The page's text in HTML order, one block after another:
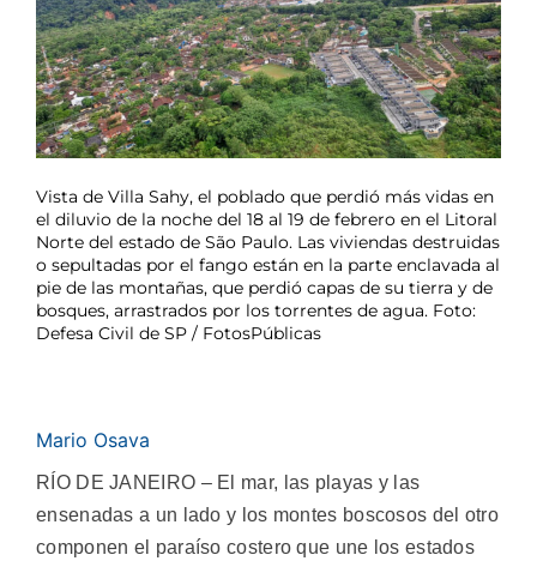
Vista de Villa Sahy, el poblado que perdió más vidas en
el diluvio de la noche del 18 al 19 de febrero en el Litoral
Norte del estado de São Paulo. Las viviendas destruidas
o sepultadas por el fango están en la parte enclavada al
pie de las montañas, que perdió capas de su tierra y de
bosques, arrastrados por los torrentes de agua. Foto:
Defesa Civil de SP / FotosPúblicas
Mario Osava
RÍO DE JANEIRO – El mar, las playas y las
ensenadas a un lado y los montes boscosos del otro
componen el paraíso costero que une los estados